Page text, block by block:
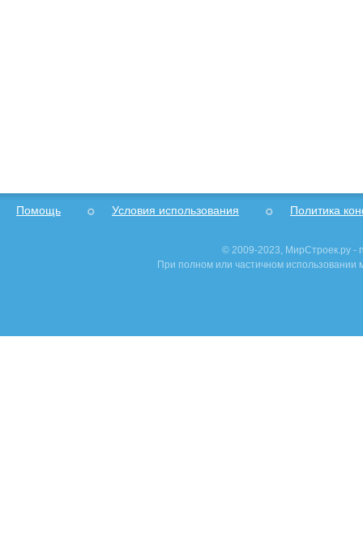
Помощь Условия использования Политика
© 2009-2023, МирСтроек.ру -
При полном или частичном использовании